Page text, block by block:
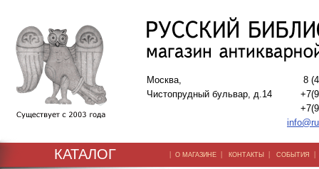
Москва,
Чистопрудный бульвар, д.14
8
КАТАЛОГ | О МАГАЗИНЕ | КОНТАКТЫ | СОБЫТИЯ